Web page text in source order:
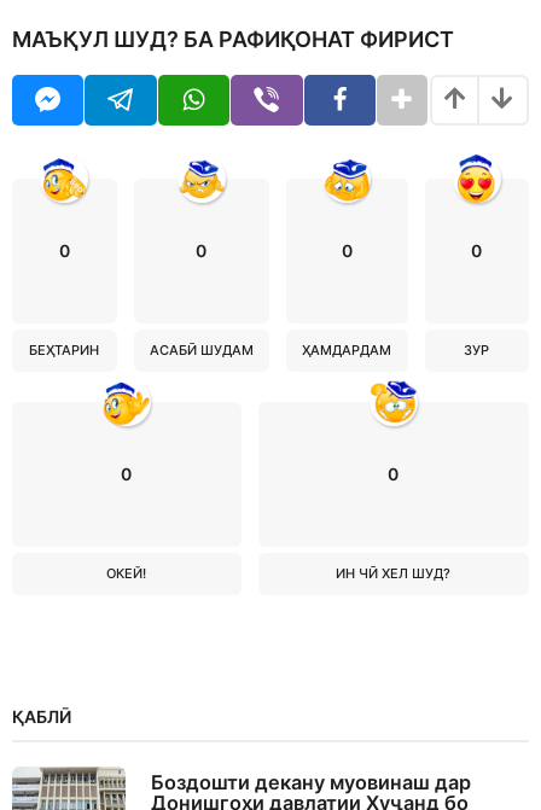
МАЪҚУЛ ШУД? БА РАФИҚОНАТ ФИРИСТ
0
БЕҲТАРИН
0
АСАБӢ ШУДАМ
0
ҲАМДАРДАМ
0
ЗУР
0
ОКЕЙ!
0
ИН ЧӢ ХЕЛ ШУД?
ҚАБЛӢ
Боздошти декану муовинаш дар
Донишгоҳи давлатии Хуҷанд бо